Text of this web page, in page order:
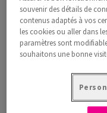
souvenir des détails de
contenus adaptés à vos
les cookies ou aller dans
paramètres sont
souhaitons une bonne